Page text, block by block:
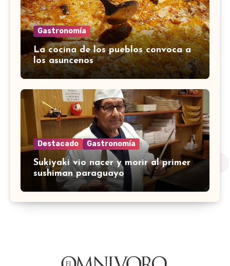
Gastronomía
La cocina de los pueblos convoca a
los asuncenos
Destacado Gastronomía
Sukiyaki vio nacer y morir al primer
sushiman paraguayo